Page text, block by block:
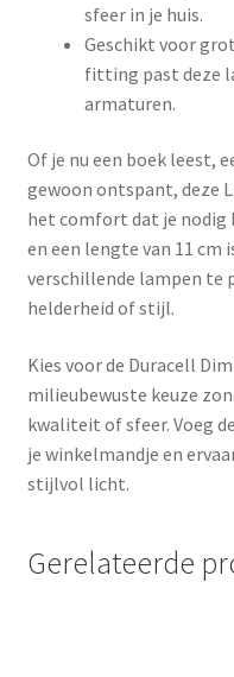
sfeer in je huis.
Geschikt voor
fitting past deze
armaturen.
Of je nu een boek leest,
gewoon ontspant, deze
het comfort dat je nodig
en een lengte van 11 cm
verschillende lampen te
helderheid of stijl.
Kies voor de Duracell
milieubewuste keuze
kwaliteit of sfeer. Voeg
je winkelmandje en
stijlvol licht.
Gerelateerde